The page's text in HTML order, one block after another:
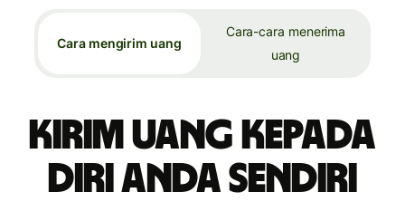
Cara mengirim uang
Cara-cara menerima
uang
Kirim uang kepada
diri Anda sendiri